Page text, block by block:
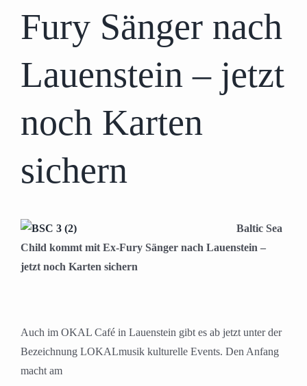
Fury Sänger nach
Lauenstein – jetzt
noch Karten
sichern
Baltic Sea
Child kommt mit Ex-Fury Sänger nach Lauenstein –
jetzt noch Karten sichern
Auch im OKAL Café in Lauenstein gibt es ab jetzt unter der
Bezeichnung LOKALmusik kulturelle Events. Den Anfang
macht am